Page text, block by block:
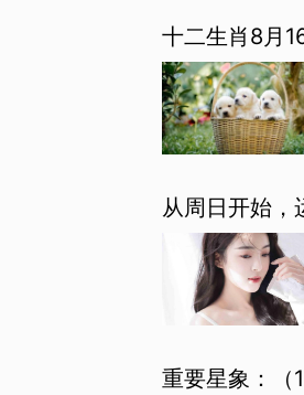
十二生肖8月
从周日开始，
重要星象：（